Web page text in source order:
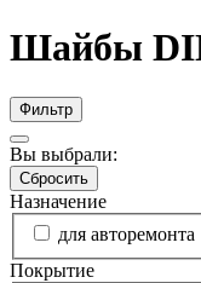
Шайбы
Фильтр
Вы выбрали:
Сбросить
Назначение
для авторемонта
Покрытие